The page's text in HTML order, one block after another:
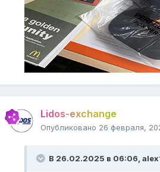
Lidos-exchange
Опубликовано 26 февраля,
В 26.02.2025 в 06:06,